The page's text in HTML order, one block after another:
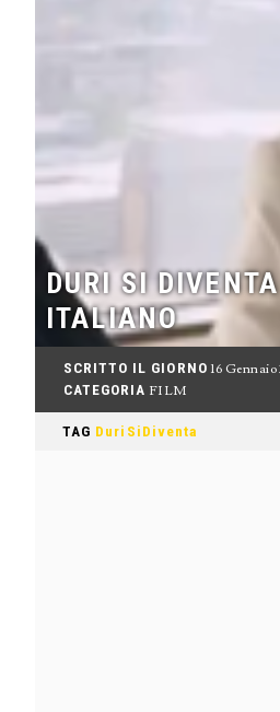
DURI SI
ITALIANO
SCRITTO IL GIORNO 16 Gennaio
CATEGORIA FILM
TAG DuriSiDiventa